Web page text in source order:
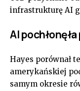
infrastrukturę AI
AI
Hayes porównał
amerykańskiej
samym okresie